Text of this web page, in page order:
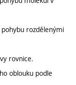
rozdělenými
rovnice.
oblouku podle